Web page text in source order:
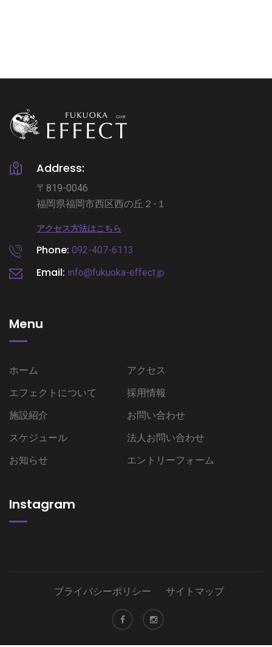
Address:
〒819-0046
福岡県福岡市西区西の丘２-１
アクセス方法はこちら
Phone: 092-407-6113
Email: info@fukuoka-effect.jp
Menu
ホーム
エフェクトについて
施設紹介
スケジュール
お知らせ
アクセス
採用情報
お問い合わせ
法人お問い合わせ
エントリーフォーム
Instagram
プライバシーポリシー サイトマップ